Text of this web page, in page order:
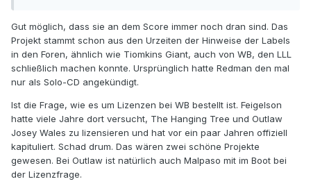
Gut möglich, dass sie an dem Score immer noch dran sind. Das
Projekt stammt schon aus den Urzeiten der Hinweise der Labels
in den Foren, ähnlich wie Tiomkins Giant, auch von WB, den LLL
schließlich machen konnte. Ursprünglich hatte Redman den mal
nur als Solo-CD angekündigt.
Ist die Frage, wie es um Lizenzen bei WB bestellt ist. Feigelson
hatte viele Jahre dort versucht, The Hanging Tree und Outlaw
Josey Wales zu lizensieren und hat vor ein paar Jahren offiziell
kapituliert. Schad drum. Das wären zwei schöne Projekte
gewesen. Bei Outlaw ist natürlich auch Malpaso mit im Boot bei
der Lizenzfrage.